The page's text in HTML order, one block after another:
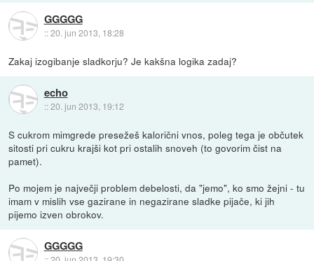
GGGGG
::20. jun 2013, 18:28
Zakaj izogibanje sladkorju? Je kakšna logika zadaj?
echo
::20. jun 2013, 19:12
S cukrom mimgrede presežeš kalorični vnos, poleg tega je občutek
sitosti pri cukru krajši kot pri ostalih snoveh (to govorim čist na
pamet).
Po mojem je največji problem debelosti, da "jemo", ko smo žejni - tu
imam v mislih vse gazirane in negazirane sladke pijače, ki jih
pijemo izven obrokov.
GGGGG